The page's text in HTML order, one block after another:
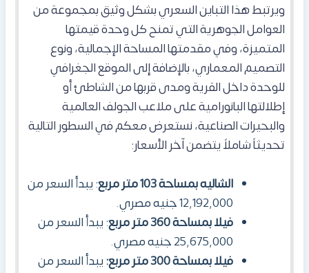
ويرتبط هذا التباين السعري بشكل وثيق بمجموعة من
العوامل الجوهرية التي تمنح كل وحدة قيمتها
المتميزة، وفي مقدمتها المساحة الإجمالية، ونوع
التصميم المعماري، بالإضافة إلى الموقع الجغرافي
للوحدة داخل القرية ومدى قربها من الشاطئ أو
إطلالتها البانورامية على ملاعب الجولف العالمية
والبحيرات الصناعية، نستعرض معكم في السطور التالية
تحديثاً شاملاً يتضمن آخر الأسعار:
الشاليه بمساحة 103 متر مربع
: يبدأ السعر من
12,192,000 جنيه مصري.
فيلا بمساحة 360 متر مربع
: يبدأ السعر من
25,675,000 جنيه مصري.
فيلا بمساحة 300 متر مربع:
يبدأ السعر من